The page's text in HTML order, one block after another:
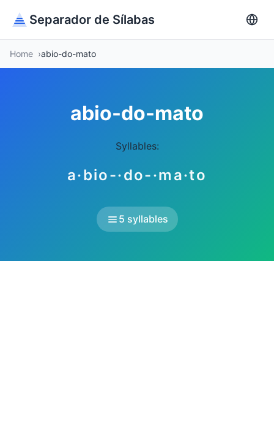
Separador de Sílabas
Home abio-do-mato
abio-do-mato
Syllables:
a·bio-·do-·ma·to
5 syllables